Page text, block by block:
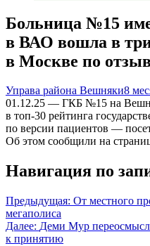
Больница №15
в ВАО вошла в
в Москве по
Управа района Вешняки8
01.12.25 — ГКБ №15 на
в топ-30 рейтинга
по версии пациентов —
Об этом сообщили на
Навигация по
Предыдущая: От местного
мегаполиса
Далее: Деми Мур
к принятию